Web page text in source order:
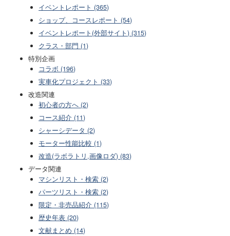
イベントレポート (365)
ショップ、コースレポート (54)
イベントレポート(外部サイト) (315)
クラス・部門 (1)
特別企画
コラボ (196)
実車化プロジェクト (33)
改造関連
初心者の方へ (2)
コース紹介 (11)
シャーシデータ (2)
モーター性能比較 (1)
改造(ラボラトリ,画像ロダ) (83)
データ関連
マシンリスト・検索 (2)
パーツリスト・検索 (2)
限定・非売品紹介 (115)
歴史年表 (20)
文献まとめ (14)